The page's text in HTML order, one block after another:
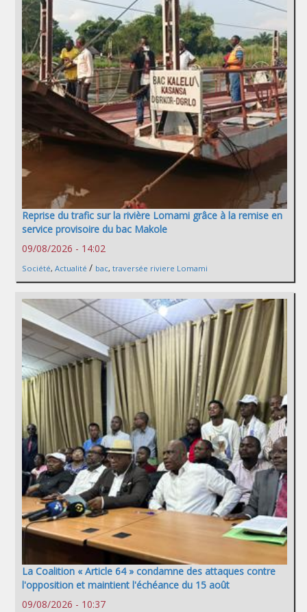
Reprise du trafic sur la rivière Lomami grâce à la remise en
service provisoire du bac Makole
09/08/2026 - 14:02
Société, Actualité / bac, traversée riviere Lomami
La Coalition « Article 64 » condamne des attaques contre
l'opposition et maintient l'échéance du 15 août
09/08/2026 - 10:37